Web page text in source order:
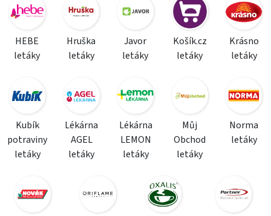
HEBE
letáky
Hruška
letáky
Javor
letáky
Košík.cz
letáky
Krásno
letáky
Kubík
potraviny
letáky
Lékárna
AGEL
letáky
Lékárna
LEMON
letáky
Můj
Obchod
letáky
Norma
letáky